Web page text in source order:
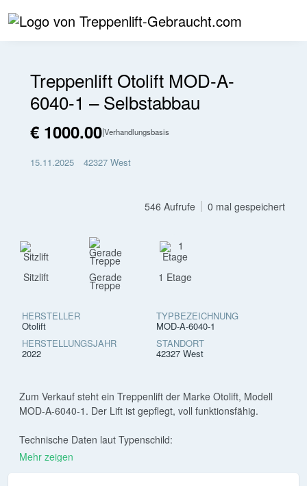
❮ ❯
15.11.2025 42327 West
Treppenlift Otolift MOD-A-
6040-1 – Selbstabbau
erforderlich
€ 1000.00|Verhandlungsbasis
546 Aufrufe 0 mal gespeichert
Sitzlift Gerade
Treppe
1 Etage
HERSTELLER
Otolift
TYPBEZEICHNUNG
MOD-A-6040-1
HERSTELLUNGSJAHR
2022
STANDORT
42327 West
Zum Verkauf steht ein Treppenlift der Marke Otolift, Modell
MOD-A-6040-1. Der Lift ist gepflegt, voll funktionsfähig.
Technische Daten laut Typenschild:
Mehr zeigen